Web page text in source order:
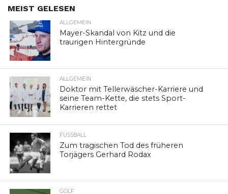
MEIST GELESEN
ALLGEMEIN
Mayer-Skandal von Kitz und die
traurigen Hintergründe
ALLGEMEIN
Doktor mit Tellerwäscher-Karriere und
seine Team-Kette, die stets Sport-
Karrieren rettet
FUSSBALL
Zum tragischen Tod des früheren
Torjägers Gerhard Rodax
GOLF